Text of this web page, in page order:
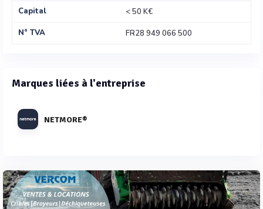
Capital
< 50 K€
N° TVA
FR28 949 066 500
Marques liées à l'entreprise
NETMORE®